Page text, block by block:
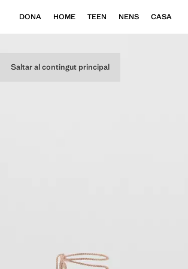
Saltar al contingut principal
DONA HOME TEEN NENS CASA